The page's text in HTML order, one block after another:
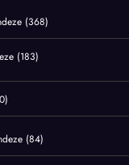
(368)
(183)
(84)